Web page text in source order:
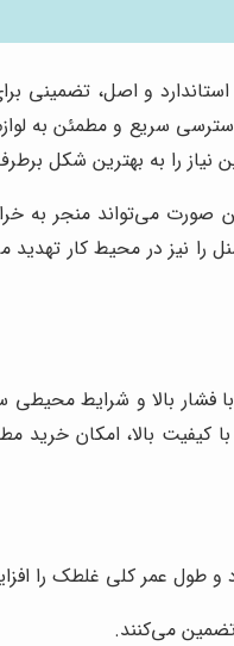
و اصل، تضمینی
دسترسی سریع و مطمئن
نیاز را به بهترین شکل
صورت می‌تواند منجر به
را نیز در محیط کار
فشار بالا و شرایط
با کیفیت بالا، امکان
و طول عمر کلی غلطک را
می‌کنند.